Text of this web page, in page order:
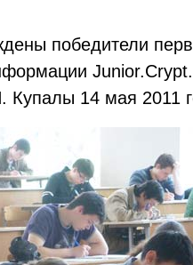
победители
Купалы 14 мая 2011